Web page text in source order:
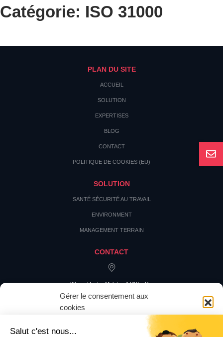
Gérer le consentement aux
cookies
Pour offrir les meilleures expériences, nous utilisons des technologies
Catégorie: ISO 31000
PLAN DU SITE
ACCUEIL
SOLUTION
EXPERTISES
BLOG
CONTACT
POLITIQUE DE COOKIES (EU)
SOLUTION
SANTÉ SÉCURITÉ AU TRAVAIL
ENVIRONMENT
MANAGEMENT TERRAIN
CONTACT
20 rue Hector Malot – 75012 – Paris